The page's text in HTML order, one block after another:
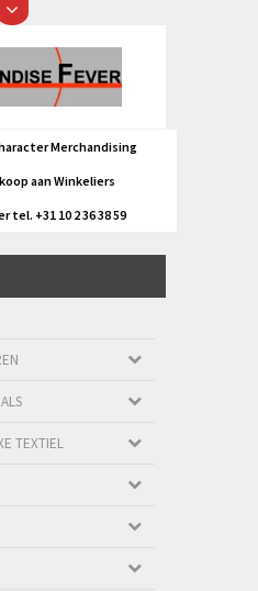
Merchandising
aan Winkeliers
tel. +31 10 2 36 38 59
TEXTIEL